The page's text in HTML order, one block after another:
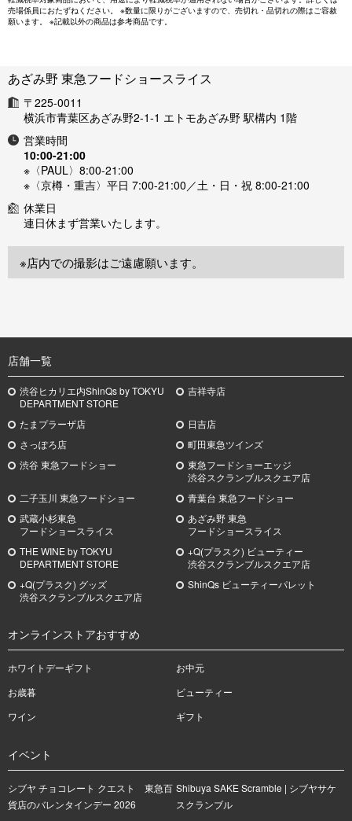
売場係員におたずねください。 ※数量に限りがございますので、売切れ・品切れの際はご容赦
願います。 ※記載以外の商品は参考商品です。
あざみ野 東急フードショースライス
〒225-0011
横浜市青葉区あざみ野2-1-1 エトモあざみ野 駅構内 1階
営業時間
10:00-21:00
※〈PAUL〉8:00-21:00
※〈京樽・重吉〉平日 7:00-21:00／土・日・祝 8:00-21:00
休業日
連日休まず営業いたします。
※店内での撮影はご遠慮願います。
店舗一覧
渋谷ヒカリエ内ShinQs by TOKYU
DEPARTMENT STORE
吉祥寺店
たまプラーザ店
日吉店
さっぽろ店
町田東急ツインズ
渋谷 東急フードショー
東急フードショーエッジ
渋谷スクランブルスクエア店
二子玉川 東急フードショー
青葉台 東急フードショー
武蔵小杉東急
フードショースライス
あざみ野東急
フードショースライス
THE WINE by TOKYU
DEPARTMENT STORE
+Q(プラスク) ビューティー
渋谷スクランブルスクエア店
+Q(プラスク) グッズ
渋谷スクランブルスクエア店
ShinQs ビューティーパレット
オンラインストアおすすめ
ホワイトデーギフト
お中元
お歳暮
ビューティー
ワイン
ギフト
イベント
シブヤ チョコレート クエスト 東急百
貨店のバレンタインデー 2026
Shibuya SAKE Scramble | シブヤサケ
スクランブル